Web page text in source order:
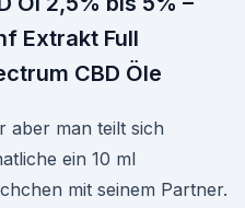
Extrakt Full
CBD Öle
aber man teilt sich
ein 10 ml
mit seinem Partner.